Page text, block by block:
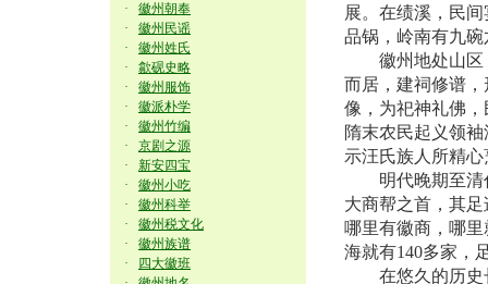
·
徽州朝奉
·
徽州民谣
·
徽州姓氏
·
歙砚史略
·
徽州服饰
·
徽派朴学
·
徽州竹编
·
京剧之源
·
新安四宝
·
徽州小吃
·
徽州科举
·
徽州税文化
·
徽州族谱
·
四大徽班
展。在绩溪，民
品锅，岭南有九
徽州地处山区，
而居，建祠修谱
像，为祀神礼佛
隋末农民起义领
示汪氏族人所精
明代晚期至清代
大商帮之首，其
哪里有徽商，哪
海就有140多家，
在悠久的历史长